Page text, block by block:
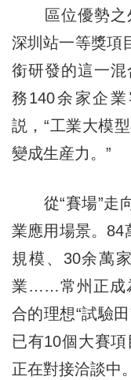
區位優勢之外
深圳站一等獎項
銜研發的這一
務140余家企
説，“工業大模
變成生産力。”
從“賽場”走向
業應用場景。84
規模、30余萬
業……常州正成
合的理想“試驗
已有10個大賽
正在對接洽談中。